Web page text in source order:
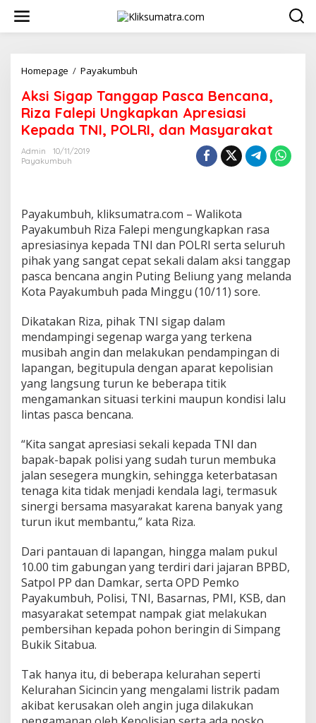
w
Homepage / Payakumbuh
s
i
S
i
n
g
a
p
P
a
s
a
B
e
n
c
a
n
R
i
z
a
F
a
l
i
U
n
g
k
a
p
A
p
r
e
Aksi Sigap Tanggap Pasca Bencana,
Riza Falepi Ungkapkan Apresiasi
Kepada TNI, POLRI, dan Masyarakat
Admin
10/11/2019
Payakumbuh
Payakumbuh, kliksumatra.com – Walikota
Payakumbuh Riza Falepi mengungkapkan rasa
apresiasinya kepada TNI dan POLRI serta seluruh
pihak yang sangat cepat sekali dalam aksi tanggap
pasca bencana angin Puting Beliung yang melanda
Kota Payakumbuh pada Minggu (10/11) sore.
Dikatakan Riza, pihak TNI sigap dalam
mendampingi segenap warga yang terkena
musibah angin dan melakukan pendampingan di
lapangan, begitupula dengan aparat kepolisian
yang langsung turun ke beberapa titik
mengamankan situasi terkini maupun kondisi lalu
lintas pasca bencana.
“Kita sangat apresiasi sekali kepada TNI dan
bapak-bapak polisi yang sudah turun membuka
jalan sesegera mungkin, sehingga keterbatasan
tenaga kita tidak menjadi kendala lagi, termasuk
sinergi bersama masyarakat karena banyak yang
turun ikut membantu,” kata Riza.
Dari pantauan di lapangan, hingga malam pukul
10.00 tim gabungan yang terdiri dari jajaran BPBD,
Satpol PP dan Damkar, serta OPD Pemko
Payakumbuh, Polisi, TNI, Basarnas, PMI, KSB, dan
masyarakat setempat nampak giat melakukan
pembersihan kepada pohon beringin di Simpang
Bukik Sitabua.
Tak hanya itu, di beberapa kelurahan seperti
Kelurahan Sicincin yang mengalami listrik padam
akibat kerusakan oleh angin juga dilakukan